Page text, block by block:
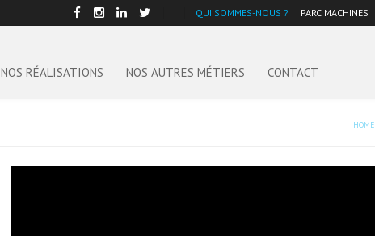
QUI SOMMES-NOUS ? PARC MACHINES
NOS RÉALISATIONS NOS AUTRES MÉTIERS CONTACT
HOME